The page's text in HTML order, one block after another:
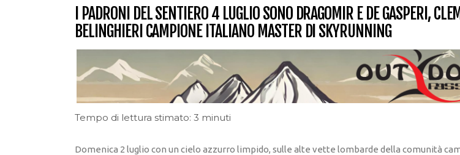
I PADRONI DEL SENTIERO 4 LUGLIO SONO DRAGOMIR E DE GASPERI,
BELINGHIERI CAMPIONE ITALIANO MASTER DI SKYRUNNING
Tempo di lettura stimato: 3 minuti
Domenica 2 luglio con un cielo azzurro limpido, sulle alte vette lombarde della comunità